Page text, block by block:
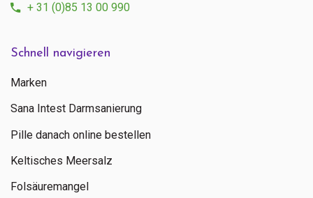
Schnell navigieren
Marken
Sana Intest Darmsanierung
Pille danach online bestellen
Keltisches Meersalz
Folsäuremangel
+ 31 (0)85 13 00 990